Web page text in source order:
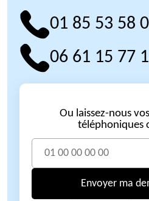
01 85 53 58
06 61 15 77
Ou laissez-nous
téléphoniques
Envoyer ma